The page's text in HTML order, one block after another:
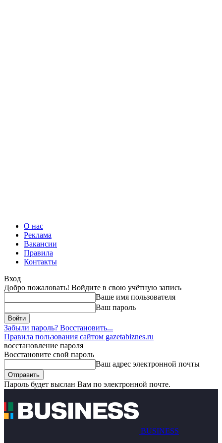
О нас
Реклама
Вакансии
Правила
Контакты
Вход
Добро пожаловать! Войдите в свою учётную запись
Ваше имя пользователя
Ваш пароль
Забыли пароль? Восстановить...
Правила пользования сайтом gazetabiznes.ru
восстановление пароля
Восстановите свой пароль
Ваш адрес электронной почты
Пароль будет выслан Вам по электронной почте.
BUSINESS